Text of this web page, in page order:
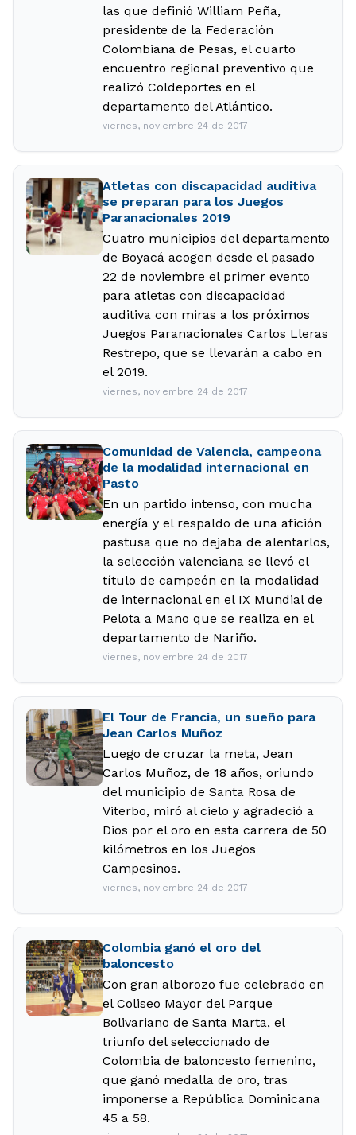
las que definió William Peña,
presidente de la Federación
Colombiana de Pesas, el cuarto
encuentro regional preventivo que
realizó Coldeportes en el
departamento del Atlántico.
viernes, noviembre 24 de 2017
Atletas con discapacidad auditiva
se preparan para los Juegos
Paranacionales 2019
Cuatro municipios del departamento
de Boyacá acogen desde el pasado
22 de noviembre el primer evento
para atletas con discapacidad
auditiva con miras a los próximos
Juegos Paranacionales Carlos Lleras
Restrepo, que se llevarán a cabo en
el 2019.
viernes, noviembre 24 de 2017
Comunidad de Valencia, campeona
de la modalidad internacional en
Pasto
En un partido intenso, con mucha
energía y el respaldo de una afición
pastusa que no dejaba de alentarlos,
la selección valenciana se llevó el
título de campeón en la modalidad
de internacional en el IX Mundial de
Pelota a Mano que se realiza en el
departamento de Nariño.
viernes, noviembre 24 de 2017
El Tour de Francia, un sueño para
Jean Carlos Muñoz
Luego de cruzar la meta, Jean
Carlos Muñoz, de 18 años, oriundo
del municipio de Santa Rosa de
Viterbo, miró al cielo y agradeció a
Dios por el oro en esta carrera de 50
kilómetros en los Juegos
Campesinos.
viernes, noviembre 24 de 2017
Colombia ganó el oro del
baloncesto
Con gran alborozo fue celebrado en
el Coliseo Mayor del Parque
Bolivariano de Santa Marta, el
triunfo del seleccionado de
Colombia de baloncesto femenino,
que ganó medalla de oro, tras
imponerse a República Dominicana
45 a 58.